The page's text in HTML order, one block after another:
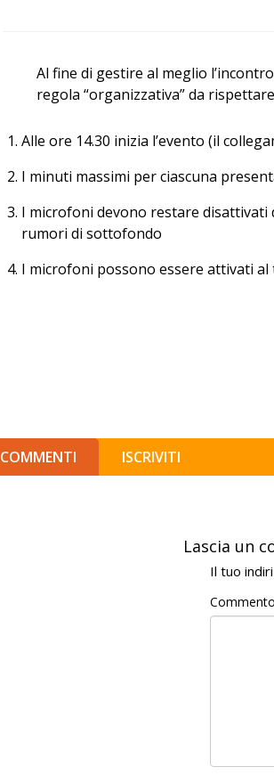
Al fine di gestire al meglio
regola “organizzativa” da
Alle ore 14.30 inizia l’evento (il
I minuti massimi per ciascuna
I microfoni devono restare
rumori di sottofondo
I microfoni possono essere attivati
COMMENTI ISCRIVITI
Lascia un
Il tuo
Commento